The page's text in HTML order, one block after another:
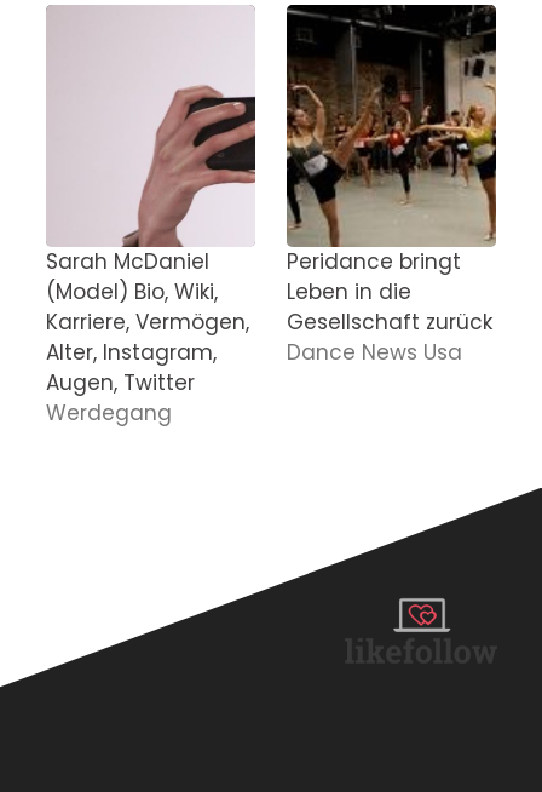
Sarah McDaniel
(Model) Bio, Wiki,
Karriere, Vermögen,
Alter, Instagram,
Augen, Twitter
Werdegang
Peridance bringt
Leben in die
Gesellschaft zurück
Dance News Usa